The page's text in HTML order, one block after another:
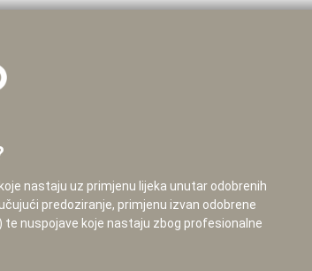
nastaju uz primjenu lijeka unutar odobrenih
predoziranje, primjenu izvan odobrene
te nuspojave koje nastaju zbog profesionalne